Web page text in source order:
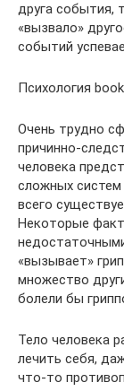
друга события,
«вызвало»
событий
Психология
Очень трудно
причинно-
человека
сложных систем
всего
Некоторые
«вызывает»
множество
болели бы
Тело человека
лечить себя,
что-то